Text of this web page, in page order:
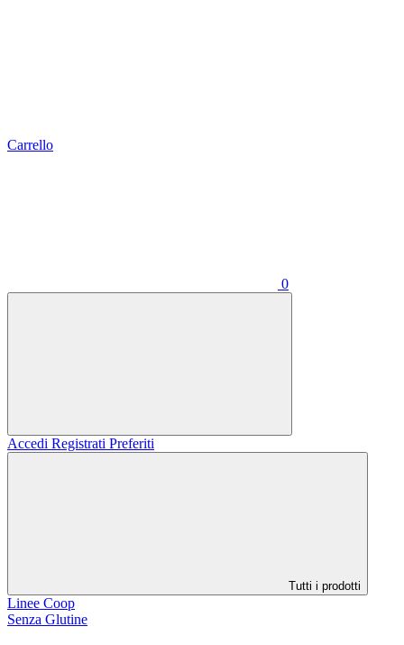
Carrello
0
Accedi Registrati Preferiti
Tutti i prodotti
Linee Coop
Senza Glutine